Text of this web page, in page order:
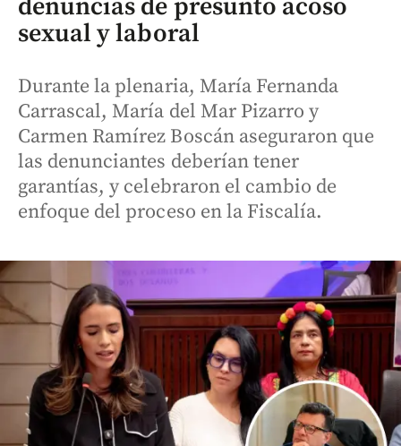
denuncias de presunto acoso
sexual y laboral
Durante la plenaria, María Fernanda
Carrascal, María del Mar Pizarro y
Carmen Ramírez Boscán aseguraron que
las denunciantes deberían tener
garantías, y celebraron el cambio de
enfoque del proceso en la Fiscalía.